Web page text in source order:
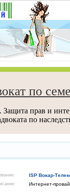
по
прав и
по
ISP Вокар-
Интернет-